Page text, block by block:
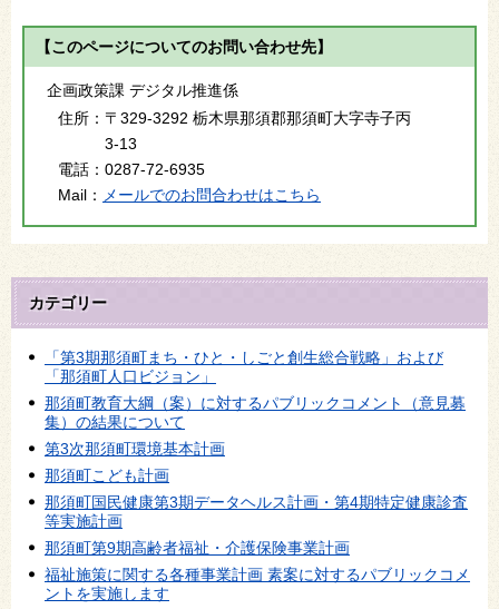
【このページについてのお問い合わせ先】
企画政策課 デジタル推進係
住所： 〒329-3292 栃木県那須郡那須町大字寺子丙
3-13
電話： 0287-72-6935
Mail：
メールでのお問合わせはこちら
カテゴリー
「第3期那須町まち・ひと・しごと創生総合戦略」および
「那須町人口ビジョン」
那須町教育大綱（案）に対するパブリックコメント（意見募
集）の結果について
第3次那須町環境基本計画
那須町こども計画
那須町国民健康第3期データヘルス計画・第4期特定健康診査
等実施計画
那須町第9期高齢者福祉・介護保険事業計画
福祉施策に関する各種事業計画 素案に対するパブリックコメ
ントを実施します